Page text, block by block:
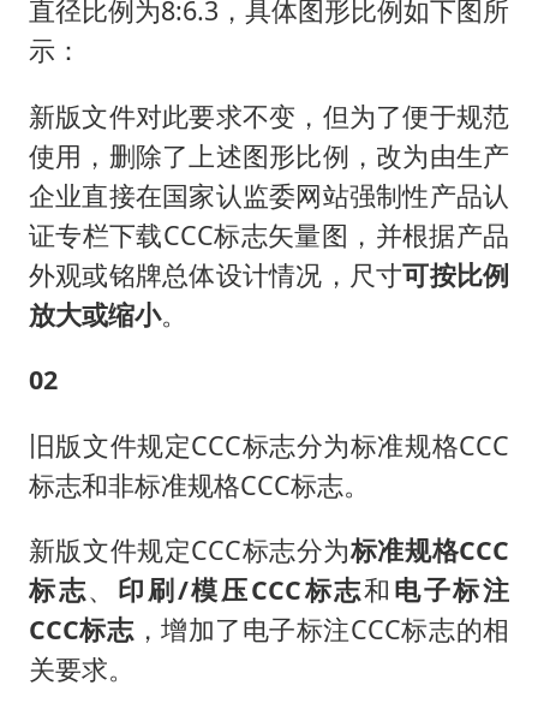
直径比例为8:6.3，具体图形比例如下图所
示：
新版文件对此要求不变，但为了便于规范
使用，删除了上述图形比例，改为由生产
企业直接在国家认监委网站强制性产品认
证专栏下载CCC标志矢量图，并根据产品
外观或铭牌总体设计情况，尺寸可按比例
放大或缩小。
02
旧版文件规定CCC标志分为标准规格CCC
标志和非标准规格CCC标志。
新版文件规定CCC标志分为标准规格CCC
标志、 印刷/模压CCC标志和 电子标注
CCC标志，增加了电子标注CCC标志的相
关要求。